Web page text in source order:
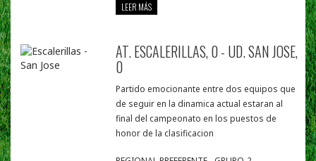
LEER MÁS
AT. ESCALERILLAS, 0 - UD. SAN JOSE,
0
Partido emocionante entre dos equipos que
de seguir en la dinamica actual estaran al
final del campeonato en los puestos de
honor de la clasificacion